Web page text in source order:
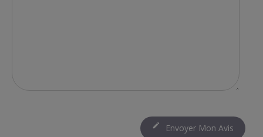
 Envoyer Mon Avis